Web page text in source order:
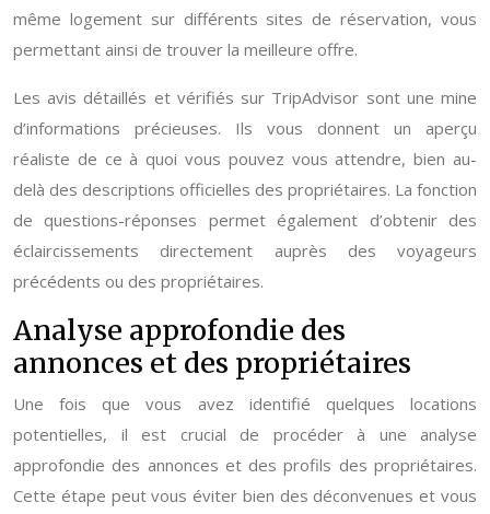
même logement sur différents sites de réservation, vous
permettant ainsi de trouver la meilleure offre.
Les avis détaillés et vérifiés sur TripAdvisor sont une mine
d’informations précieuses. Ils vous donnent un aperçu
réaliste de ce à quoi vous pouvez vous attendre, bien au-
delà des descriptions officielles des propriétaires. La fonction
de questions-réponses permet également d’obtenir des
éclaircissements directement auprès des voyageurs
précédents ou des propriétaires.
Analyse approfondie des
annonces et des propriétaires
Une fois que vous avez identifié quelques locations
potentielles, il est crucial de procéder à une analyse
approfondie des annonces et des profils des propriétaires.
Cette étape peut vous éviter bien des déconvenues et vous